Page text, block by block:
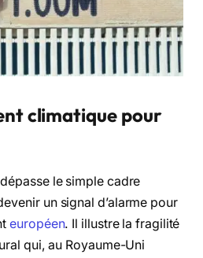
climatique pour
le simple cadre
un signal d’alarme pour
européen. Il illustre la fragilité
qui, au Royaume-Uni